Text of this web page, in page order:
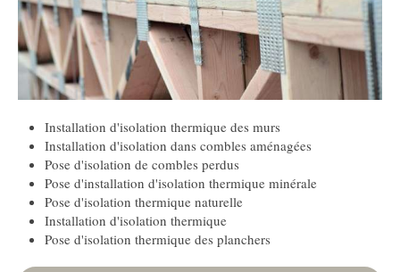
Installation d'isolation thermique des murs
Installation d'isolation dans combles aménagées
Pose d'isolation de combles perdus
Pose d'installation d'isolation thermique minérale
Pose d'isolation thermique naturelle
Installation d'isolation thermique
Pose d'isolation thermique des planchers